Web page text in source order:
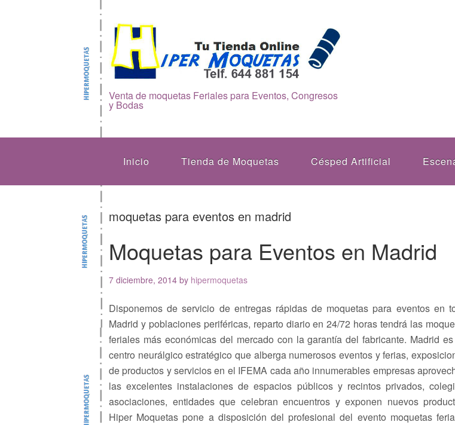
Venta de moquetas Feriales para Eventos, Congresos
y Bodas
Inicio Tienda de Moquetas Césped Artificial
moquetas para eventos en madrid
Moquetas para Eventos en Madrid
7 diciembre, 2014 by hipermoquetas
Disponemos de servicio de entregas rápidas de moquetas para eventos en
Madrid y poblaciones periféricas, reparto diario en 24/72 horas tendrá las
feriales más económicas del mercado con la garantía del fabricante. Madrid
centro neurálgico estratégico que alberga numerosos eventos y ferias,
de productos y servicios en el IFEMA cada año innumerables empresas
las excelentes instalaciones de espacios públicos y recintos privados,
asociaciones, entidades que celebran encuentros y exponen nuevos
Hiper Moquetas pone a disposición del profesional del evento moquetas